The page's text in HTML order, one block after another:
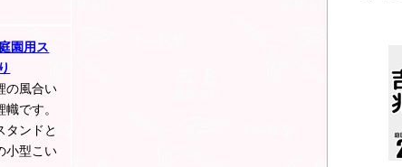
園用ス
の風合い
です。
タンドと
小型こい